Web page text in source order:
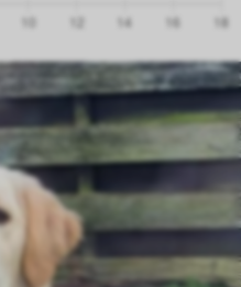
21.80 kg
21.55 kg
20.75 kg
20.25 kg
19.40 kg
19.10 kg